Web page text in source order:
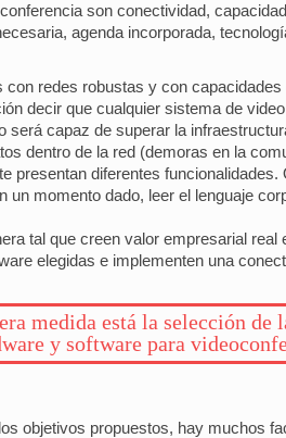
son conectividad,
agenda incorporada,
redes robustas y con
decir que cualquier sistema de
capaz de superar la
dentro de la red (demoras en la
presentan diferentes
un momento dado, leer el lenguaje
tal que creen valor empresarial
elegidas e implementen una
medida está la selección de
y software para
objetivos propuestos, hay muchos